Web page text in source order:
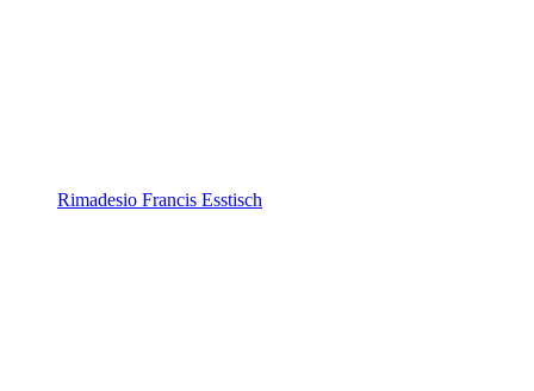
Rimadesio Francis Esstisch